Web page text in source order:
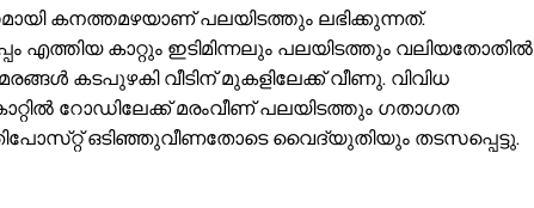
കനത്തമഴയാണ്‌ പലയിടത്തും ലഭിക്കുന്നത്‌.
എത്തിയ കാറ്റും ഇടിമിന്നലും പലയിടത്തും വലിയതോതിൽ
കടപുഴകി വീടിന്‌ മുകളിലേക്ക് വീണു. വിവിധ
റോഡിലേക്ക്‌ മരംവീണ്‌ പലയിടത്തും ഗതാഗത
ഒടിഞ്ഞുവീണതോടെ വൈദ്യുതിയും തടസപ്പെട്ടു.